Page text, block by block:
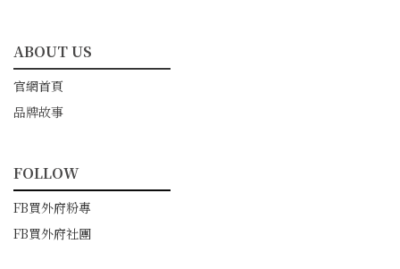
ABOUT US
━━━━━━━━━━━
官網首頁
品牌故事
FOLLOW
━━━━━━━━━━━
FB買外府粉專
FB買外府社團